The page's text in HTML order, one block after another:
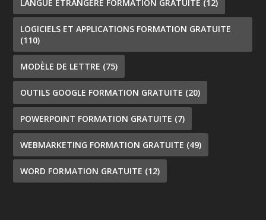
LANGUE ÉTRANGÈRE FORMATION GRATUITE (12)
LOGICIELS ET APPLICATIONS FORMATION GRATUITE
(110)
MODÈLE DE LETTRE (75)
OUTILS GOOGLE FORMATION GRATUITE (20)
POWERPOINT FORMATION GRATUITE (7)
WEBMARKETING FORMATION GRATUITE (49)
WORD FORMATION GRATUITE (12)